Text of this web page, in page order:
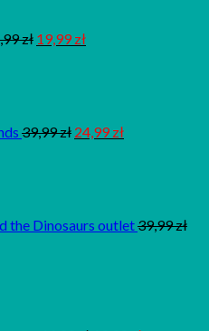
zł 19,99zł
39,99zł 24,99zł
the Dinosaurs outlet39,99zł